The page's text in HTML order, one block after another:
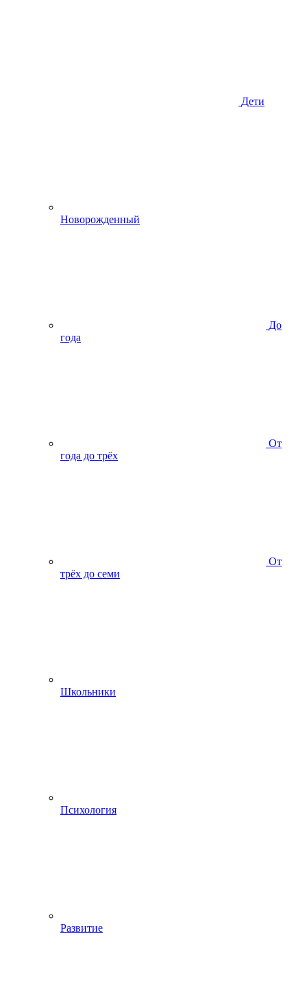
Дети
Новорожденный
До
года
От
года до трёх
От
трёх до семи
Школьники
Психология
Развитие